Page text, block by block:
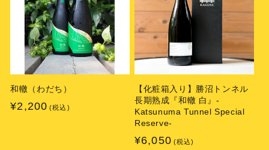
和轍（わだち）
通
¥2,200 (税込)
【化粧箱入り】勝沼トンネル
長期熟成『和轍 白』-
Katsunuma Tunnel Special
Reserve-
通
¥6,050 (税込)